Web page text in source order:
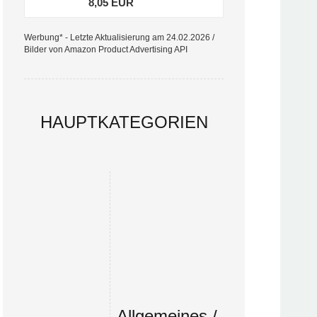
Werbung* - Letzte Aktualisierung am 24.02.2026 /
Bilder von Amazon Product Advertising API
HAUPTKATEGORIEN